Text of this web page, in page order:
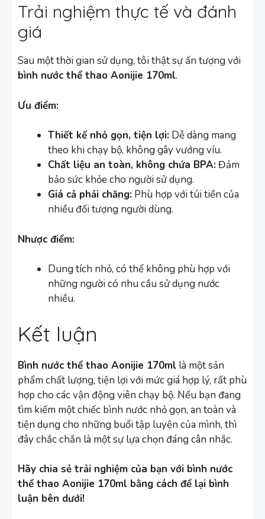
Trải nghiệm thực tế và đánh
giá
Sau một thời gian sử dụng, tôi thật sự ấn tượng với
bình nước thể thao Aonijie 170ml.
Ưu điểm:
Thiết kế nhỏ gọn, tiện lợi: Dễ dàng mang
theo khi chạy bộ, không gây vướng víu.
Chất liệu an toàn, không chứa BPA:Đảm
bảo sức khỏe cho người sử dụng.
Giá cả phải chăng: Phù hợp với túi tiền của
nhiều đối tượng người dùng.
Nhược điểm:
Dung tích nhỏ, có thể không phù hợp với
những người có nhu cầu sử dụng nước
nhiều.
Kết luận
Bình nước thể thao Aonijie 170ml là một sản
phẩm chất lượng, tiện lợi với mức giá hợp lý, rất phù
hợp cho các vận động viên chạy bộ. Nếu bạn đang
tìm kiếm một chiếc bình nước nhỏ gọn, an toàn và
tiện dụng cho những buổi tập luyện của mình, thì
đây chắc chắn là một sự lựa chọn đáng cân nhắc.
Hãy chia sẻ trải nghiệm của bạn với bình nước
thể thao Aonijie 170ml bằng cách để lại bình
luận bên dưới!